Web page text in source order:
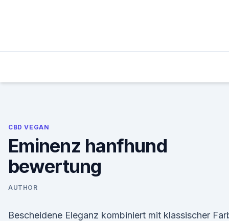
CBD VEGAN
Eminenz hanfhund
bewertung
AUTHOR
Bescheidene Eleganz kombiniert mit klassischer